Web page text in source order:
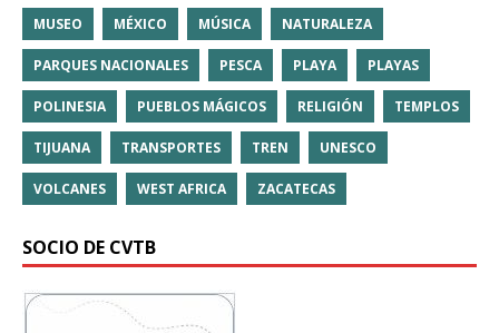
MUSEO MÉXICO MÚSICA NATURALEZA
PARQUES NACIONALES PESCA PLAYA PLAYAS
POLINESIA PUEBLOS MÁGICOS RELIGIÓN TEMPLOS
TIJUANA TRANSPORTES TREN UNESCO
VOLCANES WEST AFRICA ZACATECAS
SOCIO DE CVTB